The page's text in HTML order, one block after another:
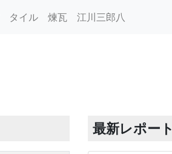
タイル 煉瓦 江川三郎八
最新レポート